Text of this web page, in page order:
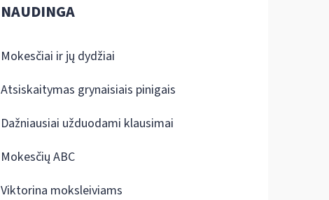
NAUDINGA
Mokesčiai ir jų dydžiai
Atsiskaitymas grynaisiais pinigais
Dažniausiai užduodami klausimai
Mokesčių ABC
Viktorina moksleiviams